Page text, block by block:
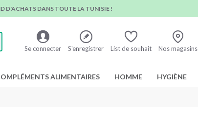
D'ACHATS DANS TOUTE LA TUNISIE !
Se connecter S'enregistrer List de souhait Nos magasins
ALIMENTAIRES HOMME HYGIÈNE